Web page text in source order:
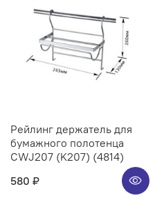
Рейлинг держатель для
бумажного полотенца
CWJ207 (K207) (4814)
580 ₽